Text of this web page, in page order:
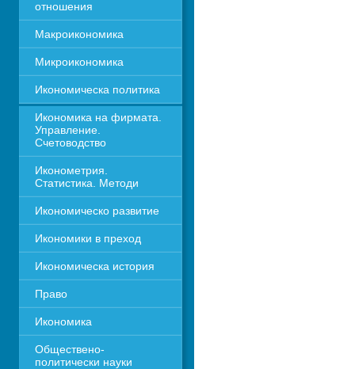
отношения
Макроикономика
Микроикономика
Икономическа политика
Икономика на фирмата.
Управление.
Счетоводство
Иконометрия.
Статистика. Методи
Икономическо развитие
Икономики в преход
Икономическа история
Право
Икономика
Обществено-
политически науки